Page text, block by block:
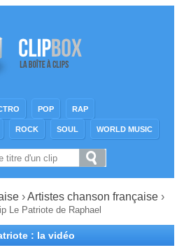
POP RAP
ROCK SOUL WORLD MUSIC
›Artistes chanson française ›
Le Patriote de Raphael
: la vidéo